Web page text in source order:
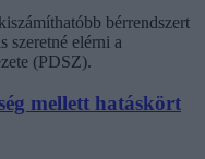
bérrendszert
szeretné elérni a
(PDSZ).
mellett hatáskört